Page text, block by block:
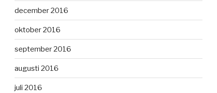
december 2016
oktober 2016
september 2016
augusti 2016
juli 2016